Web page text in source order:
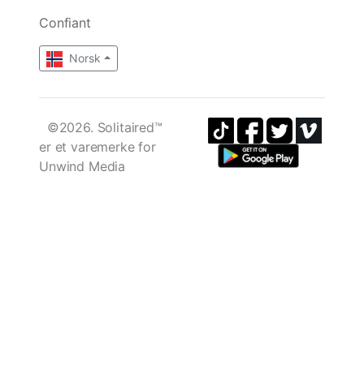
Confiant
Norsk
©2026. Solitaired™
er et varemerke for
Unwind Media